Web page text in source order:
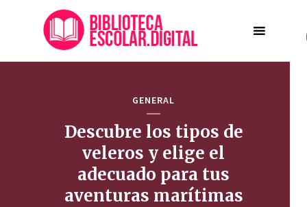
GENERAL
Descubre los tipos de
veleros y elige el
adecuado para tus
aventuras marítimas